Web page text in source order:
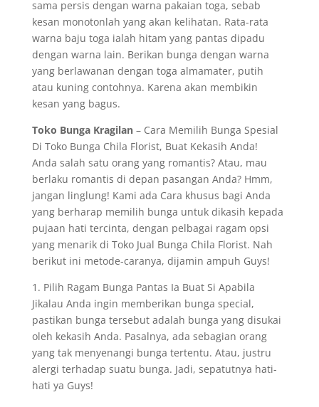
sama persis dengan warna pakaian toga, sebab
kesan monotonlah yang akan kelihatan. Rata-rata
warna baju toga ialah hitam yang pantas dipadu
dengan warna lain. Berikan bunga dengan warna
yang berlawanan dengan toga almamater, putih
atau kuning contohnya. Karena akan membikin
kesan yang bagus.
Toko Bunga Kragilan– Cara Memilih Bunga Spesial
Di Toko Bunga Chila Florist, Buat Kekasih Anda!
Anda salah satu orang yang romantis? Atau, mau
berlaku romantis di depan pasangan Anda? Hmm,
jangan linglung! Kami ada Cara khusus bagi Anda
yang berharap memilih bunga untuk dikasih kepada
pujaan hati tercinta, dengan pelbagai ragam opsi
yang menarik di Toko Jual Bunga Chila Florist. Nah
berikut ini metode-caranya, dijamin ampuh Guys!
1. Pilih Ragam Bunga Pantas Ia Buat Si Apabila
Jikalau Anda ingin memberikan bunga special,
pastikan bunga tersebut adalah bunga yang disukai
oleh kekasih Anda. Pasalnya, ada sebagian orang
yang tak menyenangi bunga tertentu. Atau, justru
alergi terhadap suatu bunga. Jadi, sepatutnya hati-
hati ya Guys!